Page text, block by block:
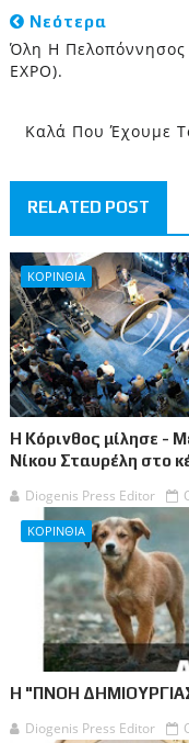
Νεότερα
Όλη Η
EXPO).
Καλά Που Έχουμε
RELATED POST
ΚΟΡΙΝΘΙΑ
Η Κόρινθος μίλησε -
Νίκου Σταυρέλη στο
Diogenis Press Editor
ΚΟΡΙΝΘΙΑ
Η "ΠΝΟΗ
Diogenis Press Editor